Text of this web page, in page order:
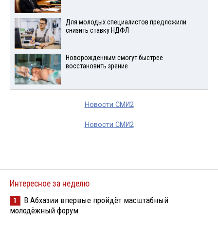
Для молодых специалистов предложили
снизить ставку НДФЛ
Новорожденным смогут быстрее
восстановить зрение
Новости СМИ2
Новости СМИ2
Интересное за неделю
1
В Абхазии впервые пройдёт масштабный
молодёжный форум